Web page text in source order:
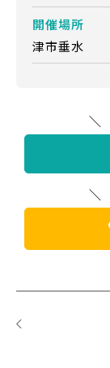
開催場所
津市垂水